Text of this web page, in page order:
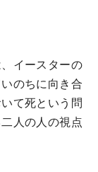
イースターの
のちに向き合
て死という問
人の人の視点